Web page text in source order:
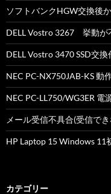
ソフトバンクHGW交換後
DELL Vostro 3267 挙動が
DELL Vostro 3470 SSD交換
NEC PC-NX750JAB-KS 動
NEC PC-LL750/WG3ER 電
メール受信不具合(受信で
HP Laptop 15 Windows 11
カテゴリー